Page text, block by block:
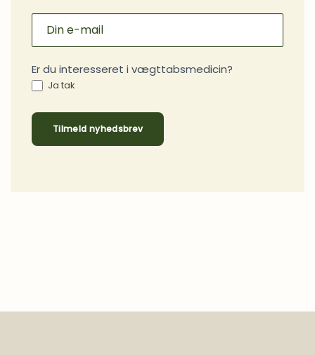
Er du interesseret i vægttabsmedicin?
Ja tak
Tilmeld nyhedsbrev